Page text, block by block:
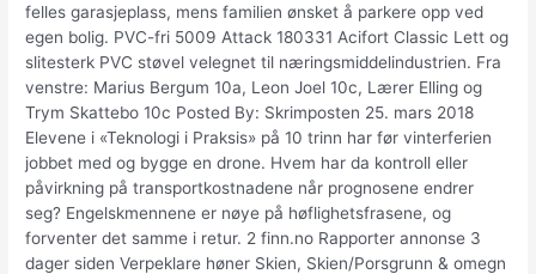
felles garasjeplass, mens familien ønsket å parkere opp ved
egen bolig. PVC-fri 5009 Attack 180331 Acifort Classic Lett og
slitesterk PVC støvel velegnet til næringsmiddelindustrien. Fra
venstre: Marius Bergum 10a, Leon Joel 10c, Lærer Elling og
Trym Skattebo 10c Posted By: Skrimposten 25. mars 2018
Elevene i «Teknologi i Praksis» på 10 trinn har før vinterferien
jobbet med og bygge en drone. Hvem har da kontroll eller
påvirkning på transportkostnadene når prognosene endrer
seg? Engelskmennene er nøye på høflighetsfrasene, og
forventer det samme i retur. 2 finn.no Rapporter annonse 3
dager siden Verpeklare høner Skien, Skien/Porsgrunn & omegn